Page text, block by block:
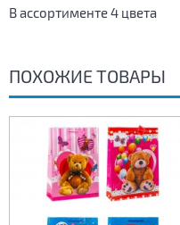
В ассортименте 4 цвета
ПОХОЖИЕ ТОВАРЫ